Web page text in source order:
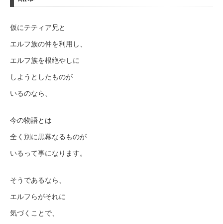
仮にテティア兄と
エルフ族の仲を利用し、
エルフ族を根絶やしに
しようとしたものが
いるのなら、
今の物語とは
全く別に黒幕なるものが
いるって事になります。
そうであるなら、
エルフらがそれに
気づくことで、